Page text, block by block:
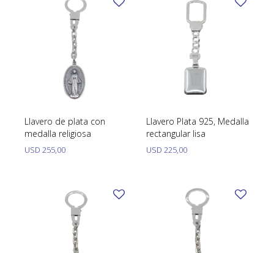
Llavero de plata con
medalla religiosa
USD 255,00
Llavero Plata 925, Medalla
rectangular lisa
USD 225,00